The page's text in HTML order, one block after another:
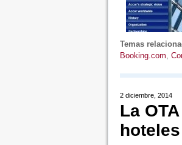
Temas
Booking.com,
2 diciembre, 2014
La